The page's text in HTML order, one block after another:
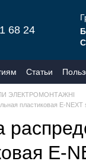
68 24
Статьи
ЭЛЕКТРОМОНТАЖНІ
пластиковая E-
E-